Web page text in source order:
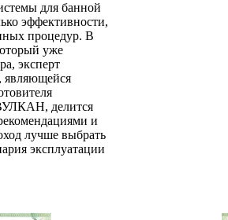
для банной
эффективности,
процедур. В
уже
эксперт
являющейся
делится
и
лучше выбрать
эксплуатации